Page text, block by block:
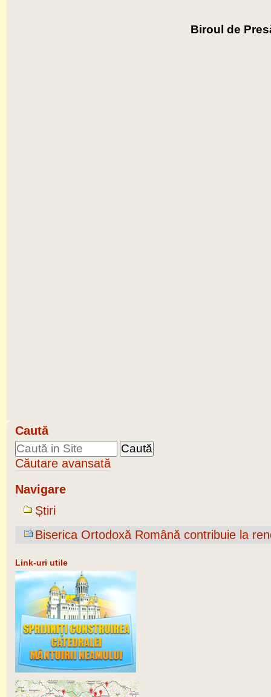
Biroul de
Caută
Căutare avansată
Navigare
Știri
Biserica Ortodoxă Română contribuie la
Link-uri utile